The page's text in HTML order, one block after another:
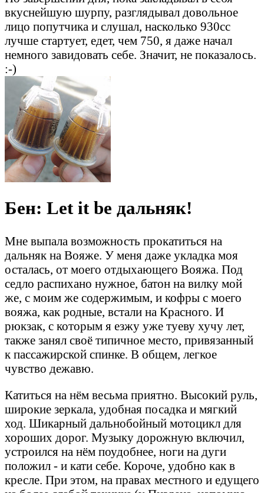
вкуснейшую шурпу, разглядывал довольное
лицо попутчика и слушал, насколько 930сс
лучше стартует, едет, чем 750, я даже начал
немного завидовать себе. Значит, не показалось.
:-)
Бен: Let it be дальняк!
Мне выпала возможность прокатиться на
дальняк на Вояже. У меня даже укладка моя
осталась, от моего отдыхающего Вояжа. Под
седло раcпихано нужное, батон на вилку мой
же, с моим же содержимым, и кофры с моего
вояжа, как родные, встали на Красного. И
рюкзак, с которым я езжу уже туеву хучу лет,
также занял своё типичное место, привязанный
к пассажирской спинке. В общем, легкое
чувство дежавю.
Катиться на нём весьма приятно. Высокий руль,
широкие зеркала, удобная посадка и мягкий
ход. Шикарный дальнобойный мотоцикл для
хороших дорог. Музыку дорожную включил,
устроился на нём поудобнее, ноги на дуги
положил - и кати себе. Короче, удобно как в
кресле. При этом, на правах местного и едущего